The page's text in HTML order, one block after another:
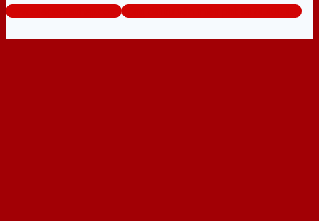
www.cuagocuathep.com Tổng đài tư vấn miễn phí: 0824.400.400